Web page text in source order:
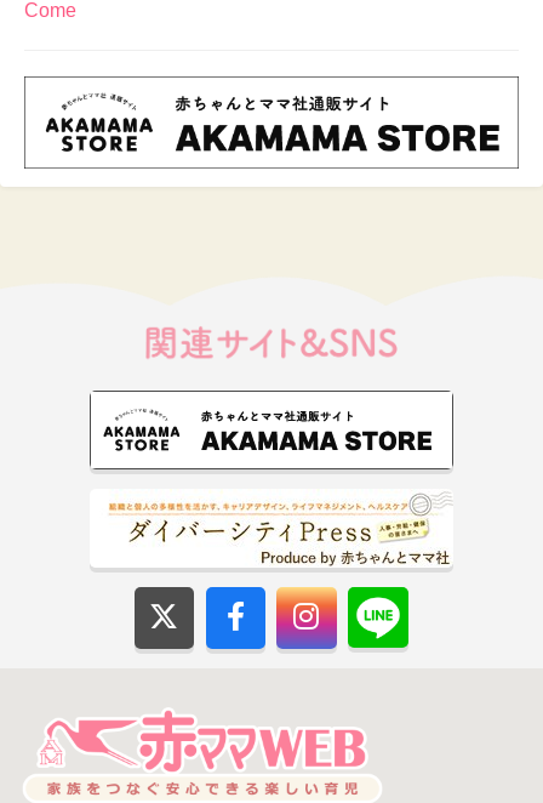
Come